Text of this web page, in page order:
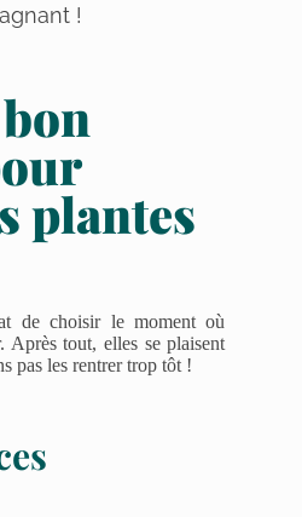
!
plantes
de choisir le moment où
Après tout, elles se plaisent
pas les rentrer trop tôt !